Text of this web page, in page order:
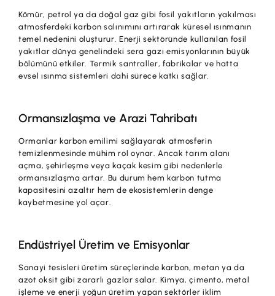
Kömür, petrol ya da doğal gaz gibi fosil yakıtların yakılması
atmosferdeki karbon salınımını artırarak küresel ısınmanın
temel nedenini oluşturur. Enerji sektöründe kullanılan fosil
yakıtlar dünya genelindeki sera gazı emisyonlarının büyük
bölümünü etkiler. Termik santraller, fabrikalar ve hatta
evsel ısınma sistemleri dahi sürece katkı sağlar.
Ormansızlaşma ve Arazi Tahribatı
Ormanlar karbon emilimi sağlayarak atmosferin
temizlenmesinde mühim rol oynar. Ancak tarım alanı
açma, şehirleşme veya kaçak kesim gibi nedenlerle
ormansızlaşma artar. Bu durum hem karbon tutma
kapasitesini azaltır hem de ekosistemlerin denge
kaybetmesine yol açar.
Endüstriyel Üretim ve Emisyonlar
Sanayi tesisleri üretim süreçlerinde karbon, metan ya da
azot oksit gibi zararlı gazlar salar. Kimya, çimento, metal
işleme ve enerji yoğun üretim yapan sektörler iklim